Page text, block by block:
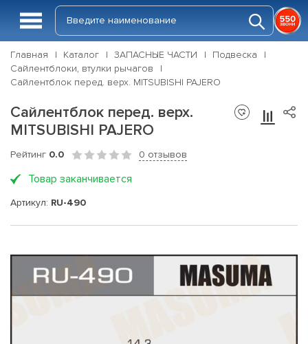
Главная Каталог ЗАПАСНЫЕ ЧАСТИ
Подвеска
Сайлентблоки, втулки рычагов
Сайлентблок перед. верх. MITSUBISHI PAJERO
Сайлентблок перед. верх.
MITSUBISHI PAJERO
Рейтинг 0.0 0 отзывов
Товар заканчивается
Артикул: RU-490